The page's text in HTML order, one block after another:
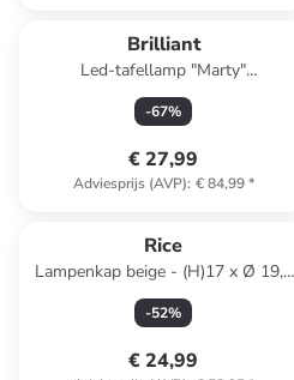
Brilliant
Led-tafellamp "Marty"
goudkleurig/Schwaz - EEK G (A tot
G)
-67%
€ 27,99
Adviesprijs (AVP): € 84,99*
Rice
Lampenkap beige - (H)17 x Ø 19,5
cm
-52%
€ 24,99